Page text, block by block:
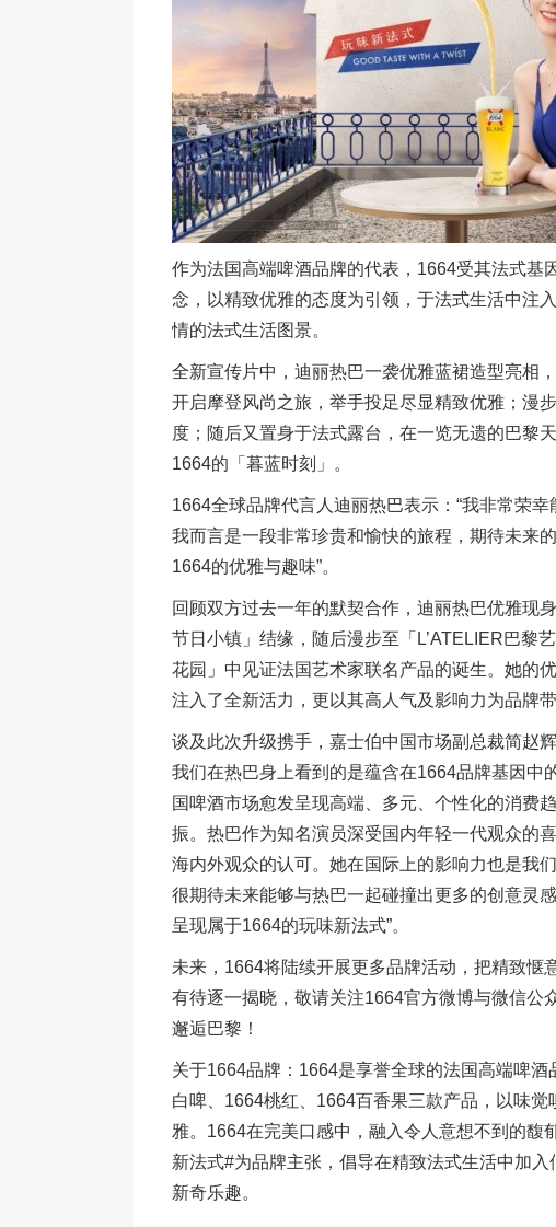
作为法国高端啤酒品牌的代表，1664受其法式基
念，以精致优雅的态度为引领，于法式生活中注
情的法式生活图景。
全新宣传片中，迪丽热巴一袭优雅蓝裙造型亮相
开启摩登风尚之旅，举手投足尽显精致优雅；漫
度；随后又置身于法式露台，在一览无遗的巴黎
1664的「暮蓝时刻」。
1664全球品牌代言人迪丽热巴表示：“我非常荣
我而言是一段非常珍贵和愉快的旅程，期待未来
1664的优雅与趣味”。
回顾双方过去一年的默契合作，迪丽热巴优雅现
节日小镇」结缘，随后漫步至「L’ATELIER巴黎
花园」中见证法国艺术家联名产品的诞生。她的
注入了全新活力，更以其高人气及影响力为品牌
谈及此次升级携手，嘉士伯中国市场副总裁简赵
我们在热巴身上看到的是蕴含在1664品牌基因中
国啤酒市场愈发呈现高端、多元、个性化的消费
振。热巴作为知名演员深受国内年轻一代观众的
海内外观众的认可。她在国际上的影响力也是我
很期待未来能够与热巴一起碰撞出更多的创意灵
呈现属于1664的玩味新法式”。
未来，1664将陆续开展更多品牌活动，把精致惬
有待逐一揭晓，敬请关注1664官方微博与微信公
邂逅巴黎！
关于1664品牌：1664是享誉全球的法国高端啤
白啤、1664桃红、1664百香果三款产品，以味
雅。1664在完美口感中，融入令人意想不到的馥
新法式#为品牌主张，倡导在精致法式生活中加
新奇乐趣。